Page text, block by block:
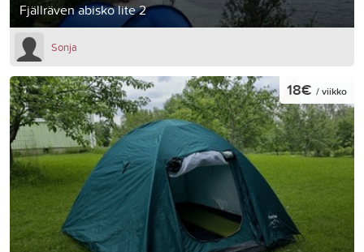
Fjällräven abisko lite 2
Sonja
18€ / viikko